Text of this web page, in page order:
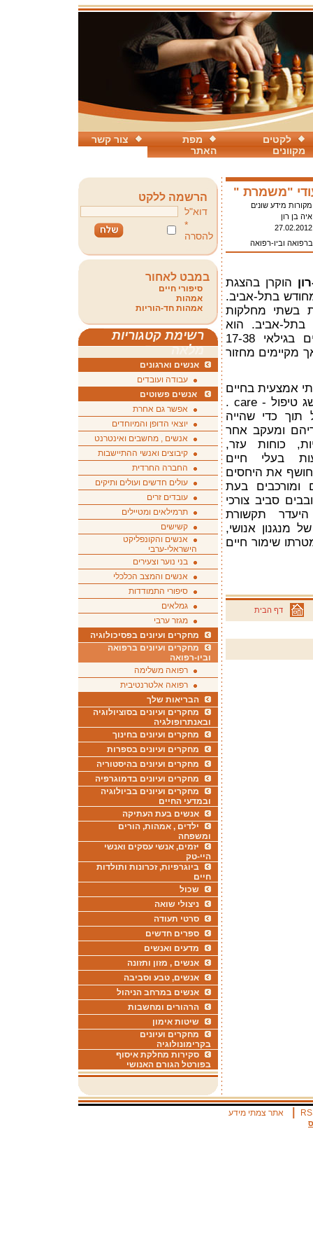
צור קשר
מפת
האתר
לקטים
מקוונים
"משמרת "
מקורות מידע שונים
איה בן רון
27.02.2012
ברפואה וביו-רפואה
הוקרן בהצגת
המחודש בתל-אביב.
בשתי מחלקות
בתל-אביב. הוא
מגולל יממה בחייהם של מטופלים בגילאי 17-38
מקיימים מחזור
אמצעית בחיים
שבין לבין ונותן משמעות נקייה למושג טיפול - care .
כדי שהייה
ומעקב אחר
כוחות עזר,
בעלי חיים
את היחסים
ומורכבים בעת
סביב צורכי
תקשורת
מנגנון אנושי,
שימור חיים
דף הבית
הרשמה ללקט
דוא"ל
*
להסרה
במבט לאחור
סיפורי חיים
אמהות
אמהות חד-הוריות
רשימת קטגוריות
מלאה
אנשים וארגונים
עבודה ועובדים
אנשים פשוטים
אפשר גם אחרת
יוצאי הדופן והמיוחדים
אנשים , מחשבים ואינטרנט
קיבוצים ואנשי ההתיישבות
החברה החרדית
עולים חדשים ועולים ותיקים
עובדים זרים
תרמילאים ומטיילים
קשישים
אנשים והקונפליקט
הישראלי-ערבי
בני נוער וצעירים
אנשים והמצב הכלכלי
סיפורי התמודדות
גמלאים
מגזר ערבי
מחקרים ועיונים בפסיכולוגיה
מחקרים ועיונים ברפואה
וביו-רפואה
רפואה משלימה
רפואה אלטרנטיבית
הבריאות שלך
מחקרים ועיונים בסוציולוגיה
ובאנתרופולגיה
מחקרים ועיונים בחינוך
מחקרים ועיונים בספרות
מחקרים ועיונים בהיסטוריה
מחקרים ועיונים בדמוגרפיה
מחקרים ועיונים בביולוגיה
ובמדעי החיים
אנשים בעת העתיקה
ילדים , אמהות, הורים
ומשפחה
יזמים, אנשי עסקים ואנשי
היי-טק
ביוגרפיות, זכרונות ותולדות
חיים
שכול
ניצולי שואה
סרטי תעודה
ספרים חדשים
מדעים ואנשים
אנשים , מזון ותזונה
אנשים, טבע וסביבה
אנשים במרחב הניהול
הרהורים ומחשבות
שיטות אימון
מחקרים ועיונים
בקרימונולוגיה
סקירות מחלקת איסוף
בפורטל הגורם האנושי
אתר צמתי מידע